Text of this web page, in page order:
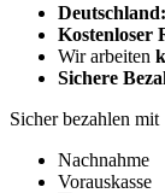
Kostenloser
Wir arbeiten
Sichere
Sicher bezahlen mit
Nachnahme
Vorauskasse